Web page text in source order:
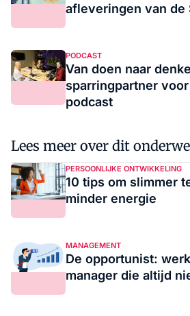
afleveringen van de
PODCAST
Van doen naar
sparringpartner voor
podcast
Lees meer over dit
PERSOONLIJKE ONTWIKKELING
10 tips om slimmer
minder energie
MANAGEMENT
De opportunist:
manager die altijd